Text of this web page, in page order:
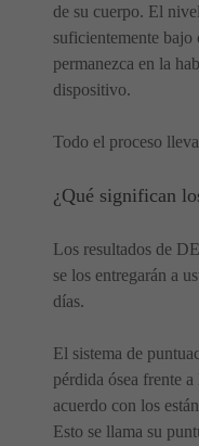
de su cuerpo. El
suficientemente
permanezca en la
dispositivo.
Todo el proceso
¿Qué significan
Los resultados de
se los entregarán a
días.
El sistema de
pérdida ósea frente
acuerdo con los
Esto se llama su